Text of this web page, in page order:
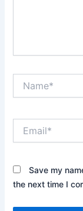
Save my
the next time I